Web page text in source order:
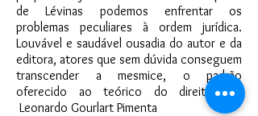
de Lévinas podemos enfrentar os
problemas peculiares à ordem jurídica.
Louvável e saudável ousadia do autor e da
editora, atores que sem dúvida conseguem
transcender a mesmice, o padrão
oferecido ao teórico do direito.” –
Leonardo Gourlart Pimenta